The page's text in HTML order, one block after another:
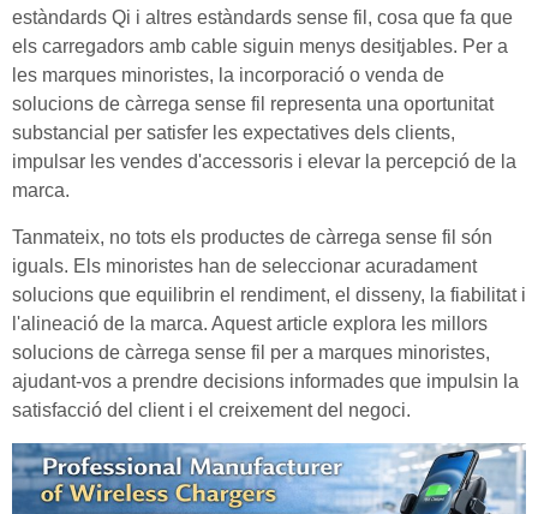
estàndards Qi i altres estàndards sense fil, cosa que fa que
els carregadors amb cable siguin menys desitjables. Per a
les marques minoristes, la incorporació o venda de
solucions de càrrega sense fil representa una oportunitat
substancial per satisfer les expectatives dels clients,
impulsar les vendes d'accessoris i elevar la percepció de la
marca.
Tanmateix, no tots els productes de càrrega sense fil són
iguals. Els minoristes han de seleccionar acuradament
solucions que equilibrin el rendiment, el disseny, la fiabilitat i
l'alineació de la marca. Aquest article explora les millors
solucions de càrrega sense fil per a marques minoristes,
ajudant-vos a prendre decisions informades que impulsin la
satisfacció del client i el creixement del negoci.